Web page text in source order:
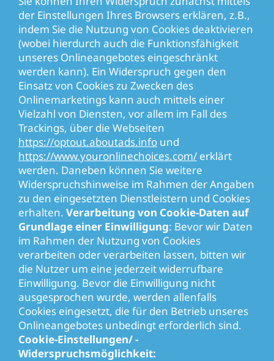
der Einstellungen Ihres Browsers erklären, z.B.,
indem Sie die Nutzung von Cookies deaktivieren
(wobei hierdurch auch die Funktionsfähigkeit
unseres Onlineangebotes eingeschränkt
werden kann). Ein Widerspruch gegen den
Einsatz von Cookies zu Zwecken des
Onlinemarketings kann auch mittels einer
Vielzahl von Diensten, vor allem im Fall des
Trackings, über die Webseiten
https://optout.aboutads.infound
https://www.youronlinechoices.com/erklärt
werden. Daneben können Sie weitere
Widerspruchshinweise im Rahmen der Angaben
zu den eingesetzten Dienstleistern und Cookies
erhalten. Verarbeitung von Cookie-Daten auf
Grundlage einer Einwilligung: Bevor wir Daten
im Rahmen der Nutzung von Cookies
verarbeiten oder verarbeiten lassen, bitten wir
die Nutzer um eine jederzeit widerrufbare
Einwilligung. Bevor die Einwilligung nicht
ausgesprochen wurde, werden allenfalls
Cookies eingesetzt, die für den Betrieb unseres
Onlineangebotes unbedingt erforderlich sind.
Cookie-Einstellungen/ -
Widerspruchsmöglichkeit: